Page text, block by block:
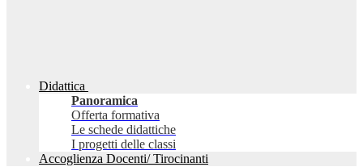
Didattica
Panoramica
Offerta formativa
Le schede didattiche
I progetti delle classi
Accoglienza Docenti/ Tirocinanti